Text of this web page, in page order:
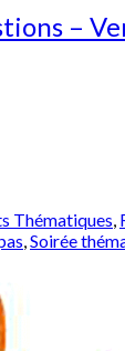
–
Thématiques,
,Soirée